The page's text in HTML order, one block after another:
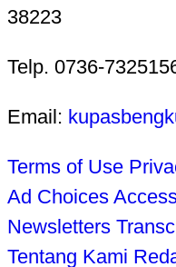
38223
Telp. 0736-
Email:
Terms of Use
Ad Choices
Newsletters
Tentang Kami